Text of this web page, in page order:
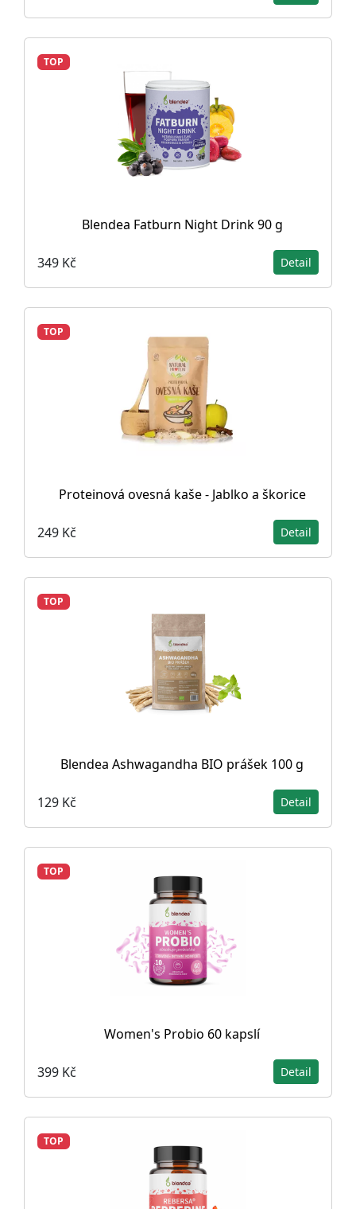
TOP
Blendea Fatburn Night Drink 90 g
349 Kč Detail
TOP
Proteinová ovesná kaše - Jablko a škorice
249 Kč Detail
TOP
Blendea Ashwagandha BIO prášek 100 g
129 Kč Detail
TOP
Women's Probio 60 kapslí
399 Kč Detail
TOP